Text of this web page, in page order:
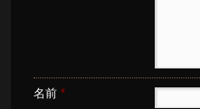
名前 *